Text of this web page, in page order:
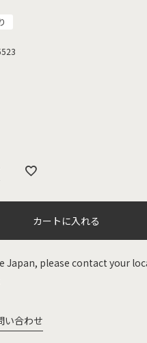
カートに入れる
Japan, please contact your
い合わせ